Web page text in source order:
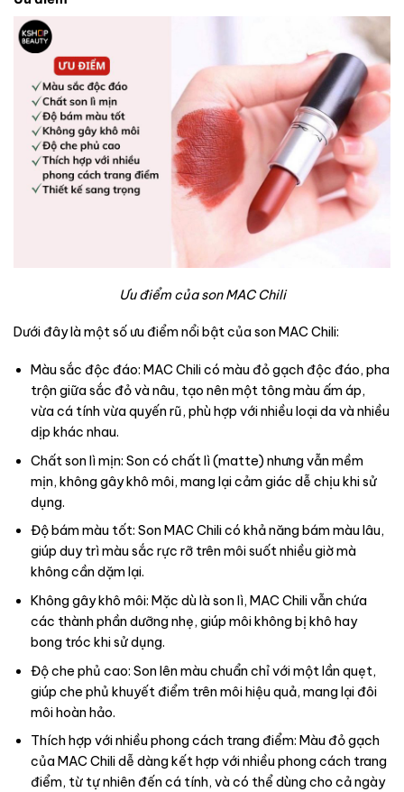
Ưu điểm của son MAC Chili
Dưới đây là một số ưu điểm nổi bật của son MAC Chili:
Màu sắc độc đáo: MAC Chili có màu đỏ gạch độc đáo, pha
trộn giữa sắc đỏ và nâu, tạo nên một tông màu ấm áp,
vừa cá tính vừa quyến rũ, phù hợp với nhiều loại da và nhiều
dịp khác nhau.
Chất son lì mịn: Son có chất lì (matte) nhưng vẫn mềm
mịn, không gây khô môi, mang lại cảm giác dễ chịu khi sử
dụng.
Độ bám màu tốt: Son MAC Chili có khả năng bám màu lâu,
giúp duy trì màu sắc rực rỡ trên môi suốt nhiều giờ mà
không cần dặm lại.
Không gây khô môi: Mặc dù là son lì, MAC Chili vẫn chứa
các thành phần dưỡng nhẹ, giúp môi không bị khô hay
bong tróc khi sử dụng.
Độ che phủ cao: Son lên màu chuẩn chỉ với một lần quẹt,
giúp che phủ khuyết điểm trên môi hiệu quả, mang lại đôi
môi hoàn hảo.
Thích hợp với nhiều phong cách trang điểm: Màu đỏ gạch
của MAC Chili dễ dàng kết hợp với nhiều phong cách trang
điểm, từ tự nhiên đến cá tính, và có thể dùng cho cả ngày